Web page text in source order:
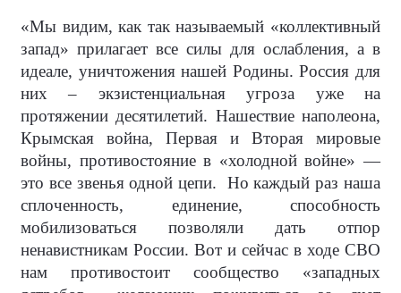
«Мы видим, как так называемый «коллективный
запад» прилагает все силы для ослабления, а в
идеале, уничтожения нашей Родины. Россия для
них – экзистенциальная угроза уже на
протяжении десятилетий. Нашествие наполеона,
Крымская война, Первая и Вторая мировые
войны, противостояние в «холодной войне» —
это все звенья одной цепи.
Но каждый раз наша
сплоченность, единение, способность
мобилизоваться позволяли дать отпор
ненавистникам России. Вот и сейчас в ходе СВО
нам противостоит сообщество «западных